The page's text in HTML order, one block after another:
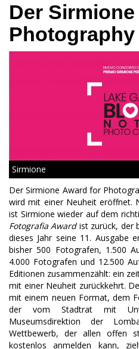
Der
Sirmione
Der Sirmione Award for
wird mit einer Neuheit eröffnet.
ist Sirmione wieder auf dem
Fotografia Awardist zurück, der
dieses Jahr seine 11. Ausgabe
bisher 500 Fotografen, 1.500
4.000 Fotografen und 12.500
Editionen zusammenzählt: ein
mit einer Neuheit zurückkehrt.
mit einem neuen Format, dem
der vom Stadtrat mit
Museumsdirektion der
Wettbewerb, der allen offen
kostenlos anmelden kann,